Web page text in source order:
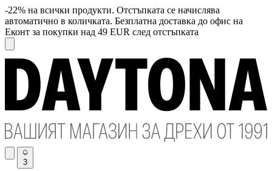
-22% на всички продукти. Отстъпката се начислява
автоматично в количката. Безплатна доставка до офис на
Еконт за покупки над 49 EUR след отстъпката
3